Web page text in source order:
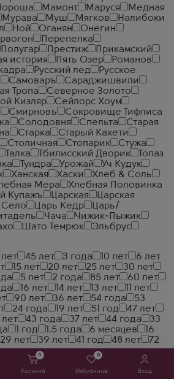
0
Корзина
0
Избранное Вход
Мамонт Маруся
Медная
Мурава Муш Мягков
Налибоки
Ной Оганян
Онегин
Перепелка
Полугар Престиж
Прикамский
история Пять Озер
Романов
Русский лед
Русское
Самоваръ
Сараджишвили
Тропа
Северное Золото
Кизляр
Сейлорс Хоум
Смирновъ
Сокровище Тифлиса
Солодовня Спельта
Старая
Старка
Старый Кахети
Столичная Стопарик
Стужа
Талка Тбилисский Дворик
Топаз
Тундра Урожай
Уч Кудук
Ханская Хаски
Хлеб & Соль
Мера
Хлебная Половинка
Купажъ Царская
Царская
Село Царь Кедр
Царь/
Чача
Чижик-Пыжик
Шато Темрюк
Эльбрус
45 лет 3 года 10 лет
6 лет
15 лет 20 лет 25 лет
30 лет
5 лет 2 года 85 лет
60 лет
16 лет 14 лет 13 лет
11 лет
90 лет 36 лет 54 года
53
24 года 19 лет 51 год
47 лет
43 года 37 лет 44 года
33
1 год 1.5 года 6 месяцев
16
29 лет 39 лет 41 год 48 лет
72
Old Pale)
X.O. (Extra Old)